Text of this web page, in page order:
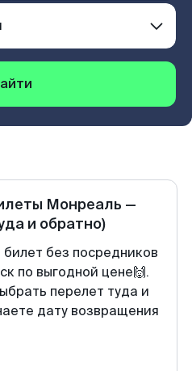
Монреаль —
и обратно)
без посредников
по выгодной цене🙌.
перелет туда и
дату возвращения